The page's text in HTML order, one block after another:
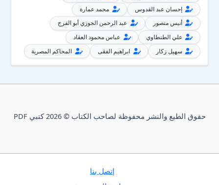
إحسان عبد القدوس
محمد عمارة
أنيس منصور
عبد الرحمن الجوزي أبو الفرج
علي الطنطاوي
عباس محمود العقاد
سهيل زكار
ابراهيم الفقى المحاكم المصرية
حقوق الطبع والنشر محفوظة لصاحب الكتاب © 2026 كتبي PDF
إتصل بنا